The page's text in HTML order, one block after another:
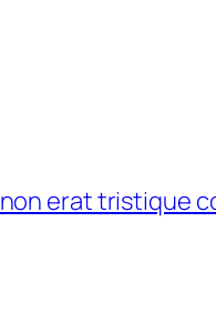
erat tristique